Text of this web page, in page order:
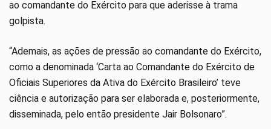
ao comandante do Exército para que aderisse à trama
golpista.
“Ademais, as ações de pressão ao comandante do Exército,
como a denominada ‘Carta ao Comandante do Exército de
Oficiais Superiores da Ativa do Exército Brasileiro’ teve
ciência e autorização para ser elaborada e, posteriormente,
disseminada, pelo então presidente Jair Bolsonaro”.